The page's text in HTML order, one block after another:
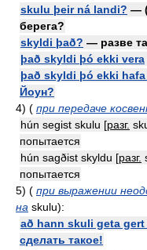
skulu þeir ná landi? —
берега?
skyldi það? — разве
það skyldi þó ekki vera
það skyldi þó ekki
Йоун?
4) ( при передаче
hún segist skulu [разг.
попытается
hún sagðist skyldu [разг.
попытается
5) ( при выражении
на skulu):
að hann skuli geta gert
сделать такое!